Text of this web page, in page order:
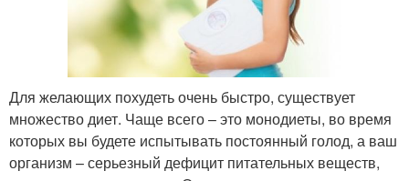
Для желающих похудеть очень быстро, существует
множество диет. Чаще всего – это монодиеты, во время
которых вы будете испытывать постоянный голод, а ваш
организм – серьезный дефицит питательных веществ,